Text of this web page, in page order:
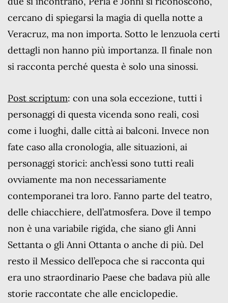
cercano di spiegarsi la magia di quella notte a
Veracruz, ma non importa. Sotto le lenzuola certi
dettagli non hanno più importanza. Il finale non
si racconta perché questa è solo una sinossi.
Post scriptum: con una sola eccezione, tutti i
personaggi di questa vicenda sono reali, così
come i luoghi, dalle città ai balconi. Invece non
fate caso alla cronologia, alle situazioni, ai
personaggi storici: anch’essi sono tutti reali
ovviamente ma non necessariamente
contemporanei tra loro. Fanno parte del teatro,
delle chiacchiere, dell’atmosfera. Dove il tempo
non è una variabile rigida, che siano gli Anni
Settanta o gli Anni Ottanta o anche di più. Del
resto il Messico dell’epoca che si racconta qui
era uno straordinario Paese che badava più alle
storie raccontate che alle enciclopedie.